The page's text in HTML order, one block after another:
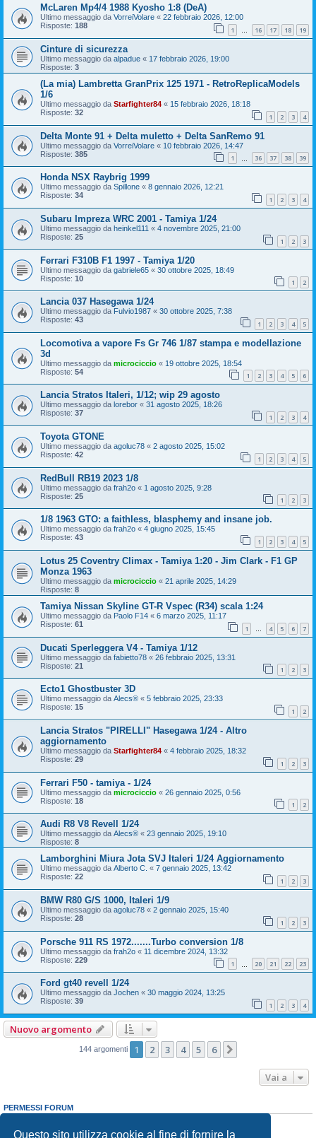
Questo sito utilizza cookie al fine di fornire la
McLaren Mp4/4 1988 Kyosho 1:8 (DeA)
Ultimo messaggio da VorreiVolare « 22 febbraio 2026, 12:00
Risposte: 188 1 … 16 17 18 19
Cinture di sicurezza
Ultimo messaggio da alpadue « 17 febbraio 2026, 19:00
Risposte: 3
(La mia) Lambretta GranPrix 125 1971 - RetroReplicaModels
1/6
Ultimo messaggio da Starfighter84 « 15 febbraio 2026, 18:18
Risposte: 32 1 2 3 4
Delta Monte 91 + Delta muletto + Delta SanRemo 91
Ultimo messaggio da VorreiVolare « 10 febbraio 2026, 14:47
Risposte: 385 1 36 37 38 39
Honda NSX Raybrig 1999
Ultimo messaggio da Spillone « 8 gennaio 2026, 12:21
Risposte: 34 1 2 3 4
Subaru Impreza WRC 2001 - Tamiya 1/24
Ultimo messaggio da heinkel111 « 4 novembre 2025, 21:00
Risposte: 25 1 2 3
Ferrari F310B F1 1997 - Tamiya 1/20
Ultimo messaggio da gabriele65 « 30 ottobre 2025, 18:49
Risposte: 10 1 2
Lancia 037 Hasegawa 1/24
Ultimo messaggio da Fulvio1987 « 30 ottobre 2025, 7:38
Risposte: 43 1 2 3 4 5
Locomotiva a vapore Fs Gr 746 1/87 stampa e modellazione
3d
Ultimo messaggio da microciccio « 19 ottobre 2025, 18:54
Risposte: 54 1 2 3 4 5 6
Lancia Stratos Italeri, 1/12; wip 29 agosto
Ultimo messaggio da lorebor « 31 agosto 2025, 18:26
Risposte: 37 1 2 3 4
Toyota GTONE
Ultimo messaggio da agoluc78 « 2 agosto 2025, 15:02
Risposte: 42 1 2 3 4 5
RedBull RB19 2023 1/8
Ultimo messaggio da frah2o « 1 agosto 2025, 9:28
Risposte: 25 1 2 3
1/8 1963 GTO: a faithless, blasphemy and insane job.
Ultimo messaggio da frah2o « 4 giugno 2025, 15:45
Risposte: 43 1 2 3 4 5
Lotus 25 Coventry Climax - Tamiya 1:20 - Jim Clark - F1 GP
Monza 1963
Ultimo messaggio da microciccio « 21 aprile 2025, 14:29
Risposte: 8
Tamiya Nissan Skyline GT-R Vspec (R34) scala 1:24
Ultimo messaggio da Paolo F14 « 6 marzo 2025, 11:17
Risposte: 61 1 … 4 5 6 7
Ducati Sperleggera V4 - Tamiya 1/12
Ultimo messaggio da fabietto78 « 26 febbraio 2025, 13:31
Risposte: 21 1 2 3
Ecto1 Ghostbuster 3D
Ultimo messaggio da Alecs® « 5 febbraio 2025, 23:33
Risposte: 15 1 2
Lancia Stratos "PIRELLI" Hasegawa 1/24 - Altro
aggiornamento
Ultimo messaggio da Starfighter84 « 4 febbraio 2025, 18:32
Risposte: 29 1 2 3
Ferrari F50 - tamiya - 1/24
Ultimo messaggio da microciccio « 26 gennaio 2025, 0:56
Risposte: 18 1 2
Audi R8 V8 Revell 1/24
Ultimo messaggio da Alecs® « 23 gennaio 2025, 19:10
Risposte: 8
Lamborghini Miura Jota SVJ Italeri 1/24 Aggiornamento
Ultimo messaggio da Alberto C. « 7 gennaio 2025, 13:42
Risposte: 22 1 2 3
BMW R80 G/S 1000, Italeri 1/9
Ultimo messaggio da agoluc78 « 2 gennaio 2025, 15:40
Risposte: 28 1 2 3
Porsche 911 RS 1972.......Turbo conversion 1/8
Ultimo messaggio da frah2o « 11 dicembre 2024, 13:32
Risposte: 229 1 20 21 22 23
Ford gt40 revell 1/24
Ultimo messaggio da Jochen « 30 maggio 2024, 13:25
Risposte: 39 1 2 3 4
Nuovo argomento
144 argomenti 1 2 3 4 5 6
Vai a
PERMESSI FORUM
Non puoirispondere negli argomenti